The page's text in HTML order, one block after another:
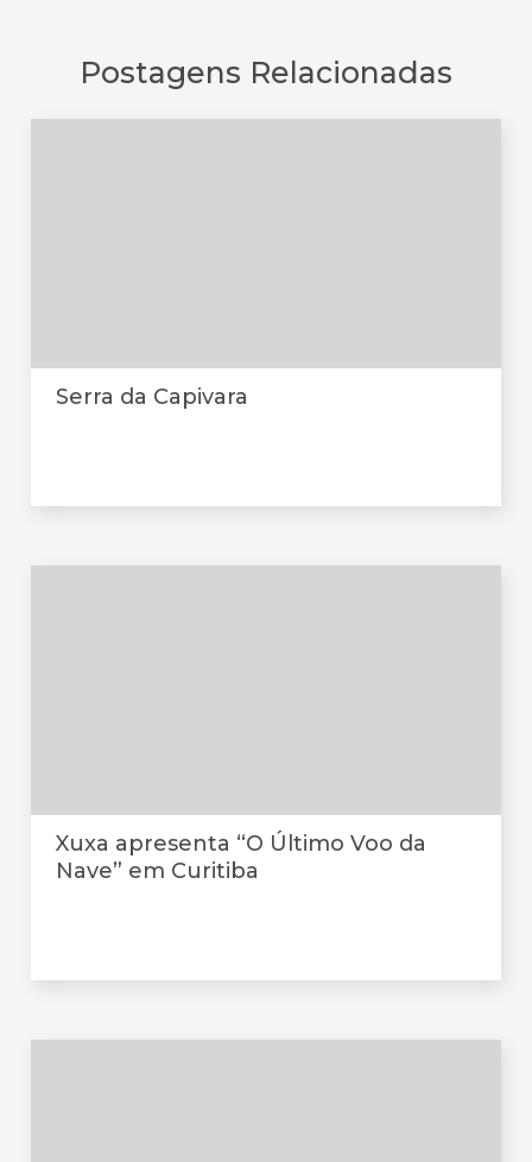
Postagens Relacionadas
Serra da Capivara
Xuxa apresenta “O Último Voo da
Nave” em Curitiba